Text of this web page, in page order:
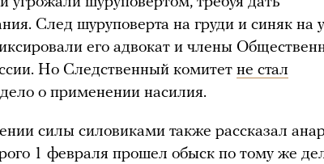
След шуруповерта на груди и синяк на
его адвокат и члены
Но Следственный комитет не стал
о применении насилия.
силы силовиками также рассказал
1 февраля прошел обыск по тому же